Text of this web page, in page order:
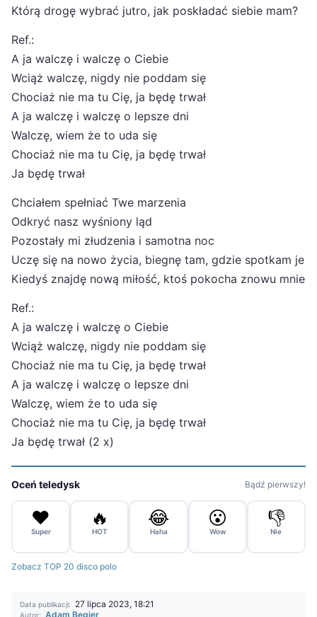
Którą drogę wybrać jutro, jak poskładać siebie mam?
Ref.:
A ja walczę i walczę o Ciebie
Wciąż walczę, nigdy nie poddam się
Chociaż nie ma tu Cię, ja będę trwał
A ja walczę i walczę o lepsze dni
Walczę, wiem że to uda się
Chociaż nie ma tu Cię, ja będę trwał
Ja będę trwał
Chciałem spełniać Twe marzenia
Odkryć nasz wyśniony ląd
Pozostały mi złudzenia i samotna noc
Uczę się na nowo życia, biegnę tam, gdzie spotkam je
Kiedyś znajdę nową miłość, ktoś pokocha znowu mnie
Ref.:
A ja walczę i walczę o Ciebie
Wciąż walczę, nigdy nie poddam się
Chociaż nie ma tu Cię, ja będę trwał
A ja walczę i walczę o lepsze dni
Walczę, wiem że to uda się
Chociaż nie ma tu Cię, ja będę trwał
Ja będę trwał (2 x)
Oceń teledysk Bądź pierwszy!
❤️
Super
🔥
HOT
😂
Haha
😮
Wow
👎
Nie
Zobacz TOP 20 disco polo
Data publikacji: 27 lipca 2023, 18:21
Autor: Adam Begier